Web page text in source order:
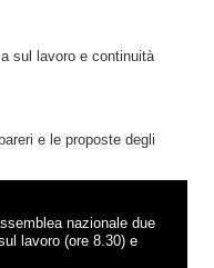
sul lavoro e continuità
e le proposte degli
nazionale due
lavoro (ore 8.30) e